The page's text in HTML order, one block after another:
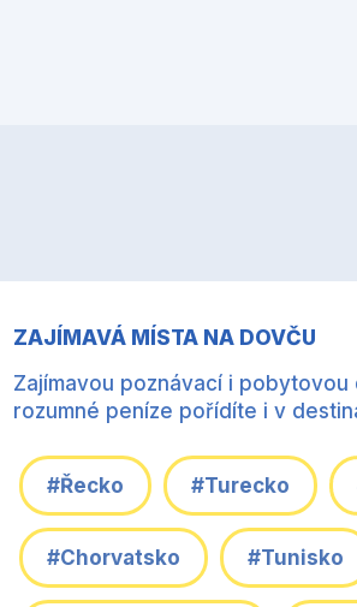
ZAJÍMAVÁ MÍSTA NA DOVČU
Zajímavou poznávací i pobytovou
rozumné peníze pořídíte i v
#Řecko #Turecko
#Chorvatsko #Tunisko